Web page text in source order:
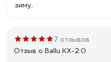
зиму.
7 отзывов
Отзыв о Ballu KX-2.0